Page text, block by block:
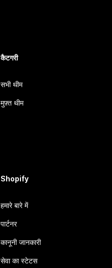
कैटगरी
सभी थीम
मुफ़्त थीम
Shopify
हमारे बारे में
पार्टनर
कानूनी जानकारी
सेवा का स्टेटस